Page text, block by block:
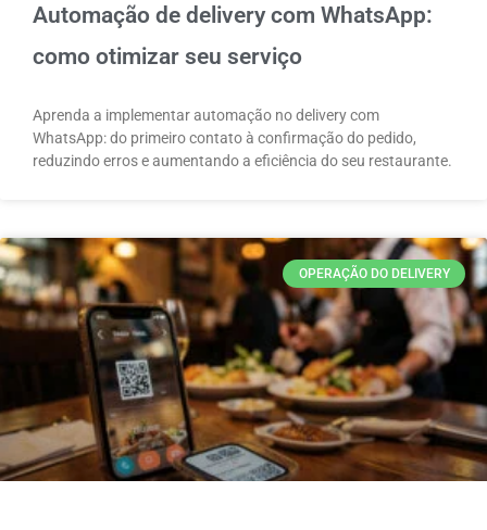
Automação de delivery com WhatsApp:
como otimizar seu serviço
Aprenda a implementar automação no delivery com
WhatsApp: do primeiro contato à confirmação do pedido,
reduzindo erros e aumentando a eficiência do seu restaurante.
OPERAÇÃO DO DELIVERY